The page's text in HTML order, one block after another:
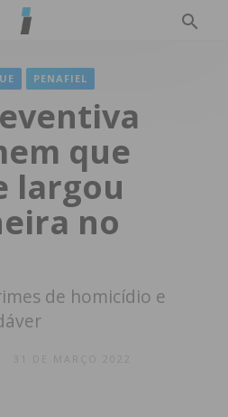
PENAFIEL
que
largou
no
de homicídio e
31 DE MARÇO 2022